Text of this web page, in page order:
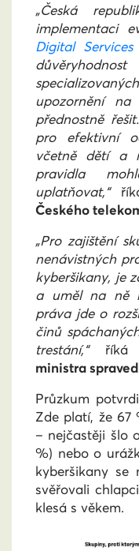
„Česká
implementaci
Digital
upozornění
přednostně
pro efektivní
včetně dětí a
pravidla
uplatňovat,“
Českého
„Pro zajištění
nenávistných
kyberšikany, je
a uměl na ně
práva jde o
činů
trestání,“říká
ministra
Průzkum
Zde platí, že 67
– nejčastěji šlo
%) nebo o
kyberšikany se
svěřovali
klesá s věkem.